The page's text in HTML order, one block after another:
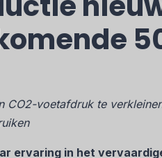
CO2-voetafdruk te
ervaring in het